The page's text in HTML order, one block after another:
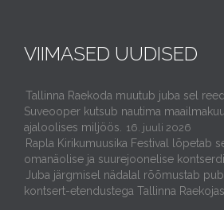
VIIMASED UUDISED
Tallinna Raekoda muutub juba sel
Suveooper kutsub nautima
ajaloolises miljöös.
16. juuli 2026
Rapla Kirikumuusika Festival lõpetab
omanäolise ja suurejoonelise
Juba järgmisel nädalal rõõmustab
kontsert-etendustega Tallinna Raekojas